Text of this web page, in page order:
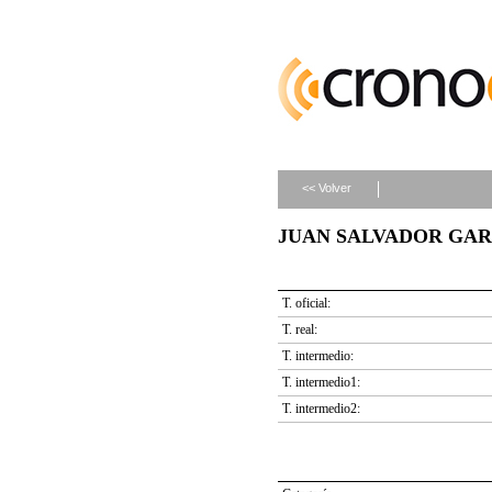
<< Volver
JUAN SALVADOR
T. oficial:
T. real:
T. intermedio:
T. intermedio1:
T. intermedio2: